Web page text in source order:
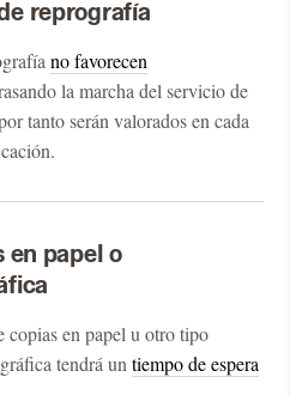
reprografía
no favorecen
la marcha del servicio de
tanto serán valorados en cada
en papel o
en papel u otro tipo
tendrá untiempo de espera